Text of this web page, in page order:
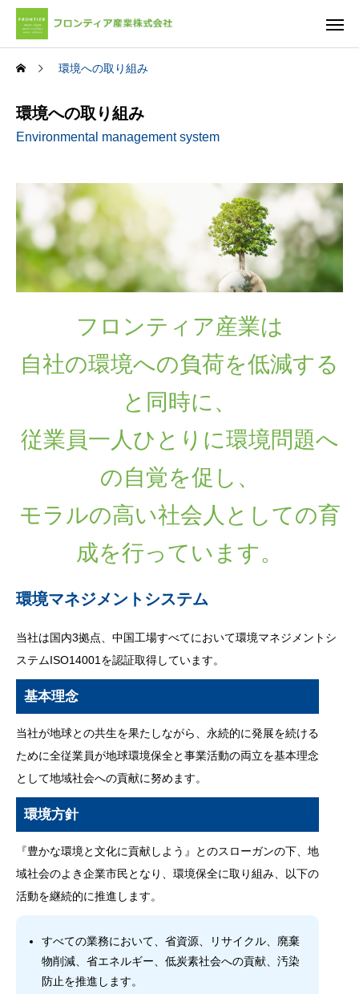
環境への取り組み
環境への取り組み
Environmental management system
フロンティア産業は
自社の環境への負荷を低減する
と同時に、
従業員一人ひとりに環境問題へ
の自覚を促し、
モラルの高い社会人としての育
成を行っています。
環境マネジメントシステム
当社は国内3拠点、中国工場すべてにおいて環境マネジメントシ
ステムISO14001を認証取得しています。
基本理念
当社が地球との共生を果たしながら、永続的に発展を続ける
ために全従業員が地球環境保全と事業活動の両立を基本理念
として地域社会への貢献に努めます。
環境方針
『豊かな環境と文化に貢献しよう』とのスローガンの下、地
域社会のよき企業市民となり、環境保全に取り組み、以下の
活動を継続的に推進します。
すべての業務において、省資源、リサイクル、廃棄
物削減、省エネルギー、低炭素社会への貢献、汚染
防止を推進します。